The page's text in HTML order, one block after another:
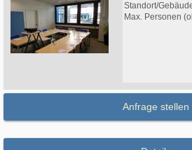
Standort/
Max. Personen
Anfrage stellen